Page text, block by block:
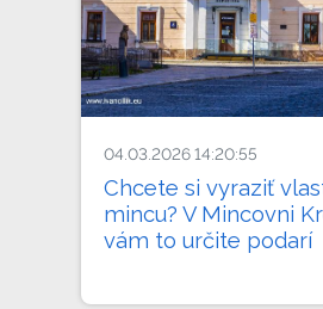
04.03.2026 14:20:55
Chcete si vyraziť
mincu? V Mincovni
vám to určite podarí